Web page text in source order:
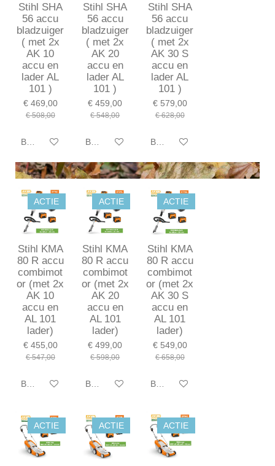
Stihl SHA
56 accu
bladzuiger
( met 2x
AK 10
accu en
lader AL
101 )
€ 469,00
€ 508,00
Bekijk details
Stihl SHA
56 accu
bladzuiger
( met 2x
AK 20
accu en
lader AL
101 )
€ 459,00
€ 548,00
Bekijk details
Stihl SHA
56 accu
bladzuiger
( met 2x
AK 30 S
accu en
lader AL
101 )
€ 579,00
€ 628,00
Bekijk details
ACTIE
Stihl KMA
80 R accu
combimot
or (met 2x
AK 10
accu en
AL 101
lader)
€ 455,00
€ 547,00
Bekijk details
ACTIE
Stihl KMA
80 R accu
combimot
or (met 2x
AK 20
accu en
AL 101
lader)
€ 499,00
€ 598,00
Bekijk details
ACTIE
Stihl KMA
80 R accu
combimot
or (met 2x
AK 30 S
accu en
AL 101
lader)
€ 549,00
€ 658,00
Bekijk details
ACTIE ACTIE ACTIE